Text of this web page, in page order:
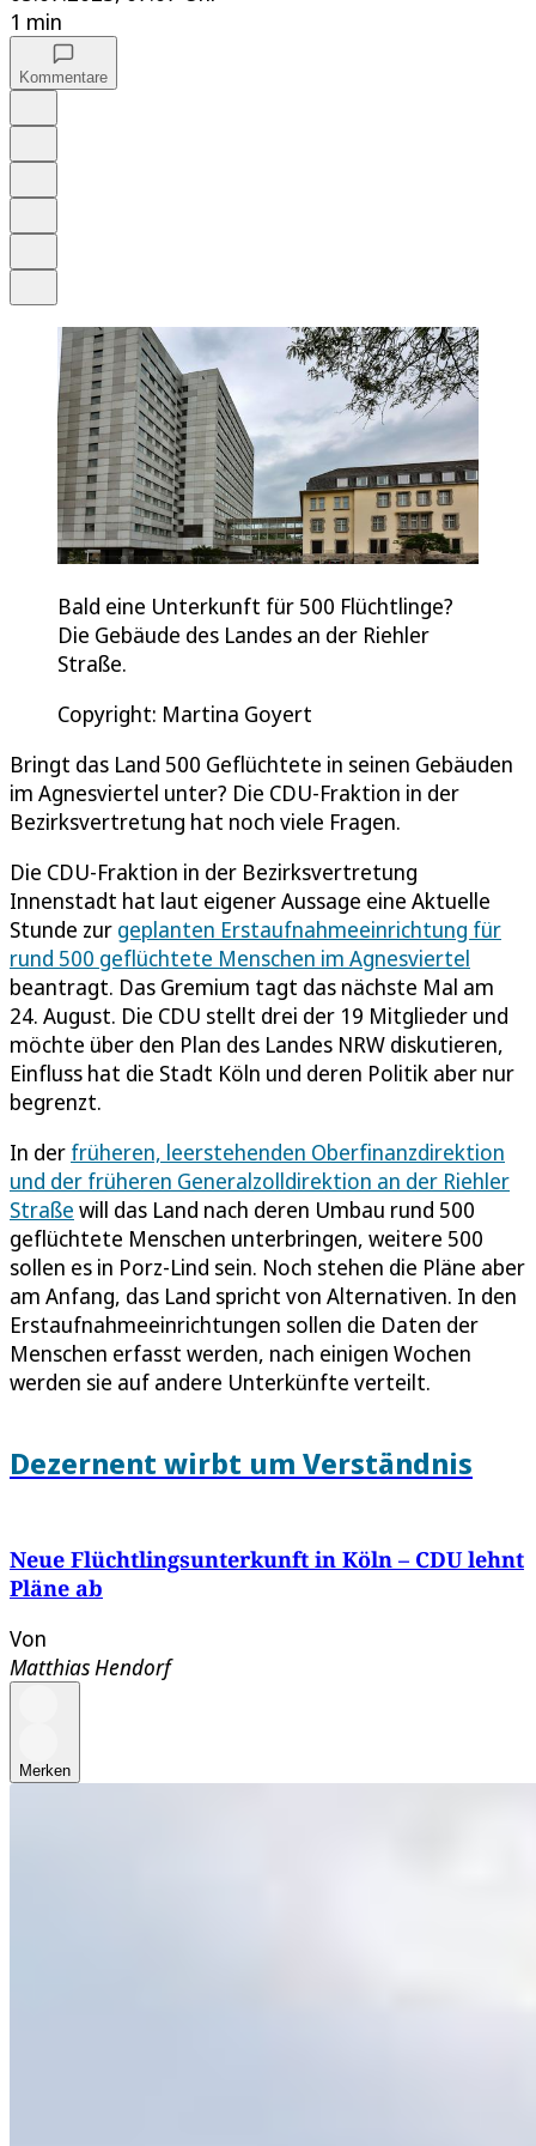
1 min
Kommentare
Bald eine Unterkunft für 500 Flüchtlinge?
Die Gebäude des Landes an der Riehler
Straße.
Copyright: Martina Goyert
Bringt das Land 500 Geflüchtete in seinen Gebäuden
im Agnesviertel unter? Die CDU-Fraktion in der
Bezirksvertretung hat noch viele Fragen.
Die CDU-Fraktion in der Bezirksvertretung
Innenstadt hat laut eigener Aussage eine Aktuelle
Stunde zur geplanten Erstaufnahmeeinrichtung für
rund 500 geflüchtete Menschen im Agnesviertel
beantragt. Das Gremium tagt das nächste Mal am
24. August. Die CDU stellt drei der 19 Mitglieder und
möchte über den Plan des Landes NRW diskutieren,
Einfluss hat die Stadt Köln und deren Politik aber nur
begrenzt.
In der früheren, leerstehenden Oberfinanzdirektion
und der früheren Generalzolldirektion an der Riehler
Straße will das Land nach deren Umbau rund 500
geflüchtete Menschen unterbringen, weitere 500
sollen es in Porz-Lind sein. Noch stehen die Pläne aber
am Anfang, das Land spricht von Alternativen. In den
Erstaufnahmeeinrichtungen sollen die Daten der
Menschen erfasst werden, nach einigen Wochen
werden sie auf andere Unterkünfte verteilt.
Dezernent wirbt um Verständnis
Neue Flüchtlingsunterkunft in Köln – CDU lehnt
Pläne ab
Von
Matthias Hendorf
Merken